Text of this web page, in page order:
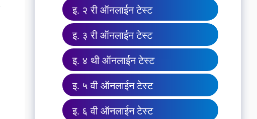
इ. २ री ऑनलाईन टेस्ट
इ. ३ री ऑनलाईन टेस्ट
इ. ४ थी ऑनलाईन टेस्ट
इ. ५ वी ऑनलाईन टेस्ट
इ. ६ वी ऑनलाईन टेस्ट